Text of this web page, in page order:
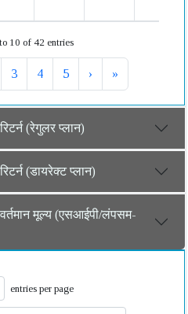
10 of 42 entries
3 4 5 › »
(रेगुलर प्लान)
(डायरेक्ट प्लान)
मूल्य (एसआईपी/लंपसम-
entries per page